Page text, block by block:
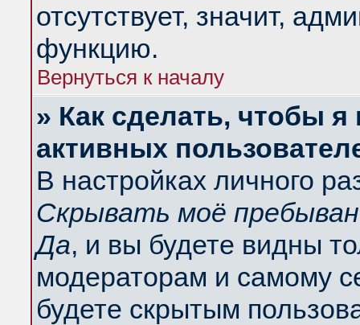
отсутствует, значит,
функцию.
Вернуться к началу
» Как сделать, чтобы
активных
В настройках личного
Скрывать моё
Да, и вы будете видны
модераторам и самому
будете скрытым